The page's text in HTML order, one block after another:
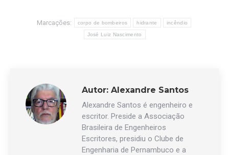
Marcações: corpo de bombeiros hidrante incêndio
José Luiz Nascimento
Autor: Alexandre Santos
Alexandre Santos é engenheiro e
escritor. Preside a Associação
Brasileira de Engenheiros
Escritores, presidiu o Clube de
Engenharia de Pernambuco e a